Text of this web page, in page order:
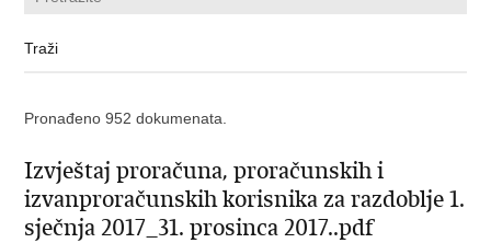
Pronađeno 952 dokumenata.
Izvještaj proračuna, proračunskih i
izvanproračunskih korisnika za razdoblje 1.
sječnja 2017_31. prosinca 2017..pdf